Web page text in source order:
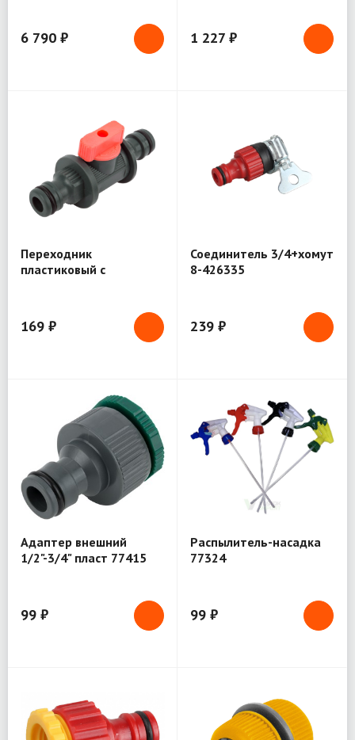
6 790 ₽ 1 227 ₽
Переходник
пластиковый с
соединение) 76426
169 ₽
Соединитель 3/4+хомут
8-426335
239 ₽
Адаптер внешний
1/2"-3/4" пласт 77415
99 ₽
Распылитель-насадка
77324
99 ₽